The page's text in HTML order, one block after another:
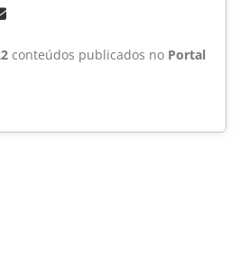
conteúdos publicados no Portal